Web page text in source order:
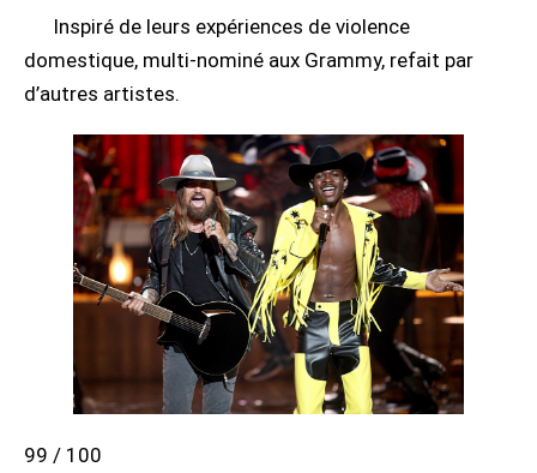
Inspiré de leurs expériences de violence
domestique, multi-nominé aux Grammy, refait par
d’autres artistes.
99 / 100